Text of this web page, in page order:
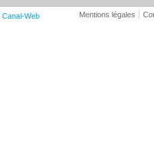
Canal-Web Mentions légales